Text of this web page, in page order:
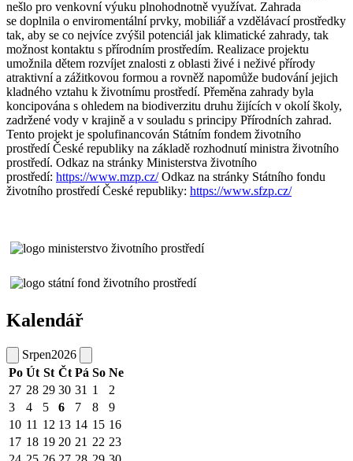
nešlo pro venkovní výuku plnohodnotně využívat. Zahrada
se doplnila o enviromentální prvky, mobiliář a vzdělávací prostředky
tak, aby se co nejvíce zvýšil potenciál jak klimatické zahrady, tak
možnost kontaktu s přírodním prostředím. Realizace projektu
umožnila dětem rozvíjet znalosti z oblasti živé i neživé přírody
atraktivní a zážitkovou formou a rovněž napomůže budování jejich
kladného vztahu k životnímu prostředí. Přeměna zahrady byla
koncipována s ohledem na biodiverzitu druhu žijících v okolí školy,
zadržené vody v krajině a v souladu s principy Přírodních zahrad.
Tento projekt je spolufinancován Státním fondem životního
prostředí České republiky na základě rozhodnutí ministra životního
prostředí. Odkaz na stránky Ministerstva životního
prostředí: https://www.mzp.cz/Odkaz na stránky Státního fondu
životního prostředí České republiky: https://www.sfzp.cz/
Kalendář
Srpen2026
Po Út St Čt Pá So Ne
27 28 29 30 31 1
2
3
4 5 6 7 8
9
10 11 12 13 14 15 16
17 18 19 20 21 22 23